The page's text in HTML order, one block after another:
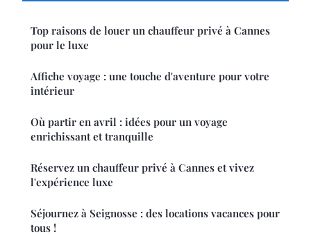
Top raisons de louer un chauffeur privé à Cannes
pour le luxe
Affiche voyage : une touche d'aventure pour votre
intérieur
Où partir en avril : idées pour un voyage
enrichissant et tranquille
Réservez un chauffeur privé à Cannes et vivez
l'expérience luxe
Séjournez à Seignosse : des locations vacances pour
tous !